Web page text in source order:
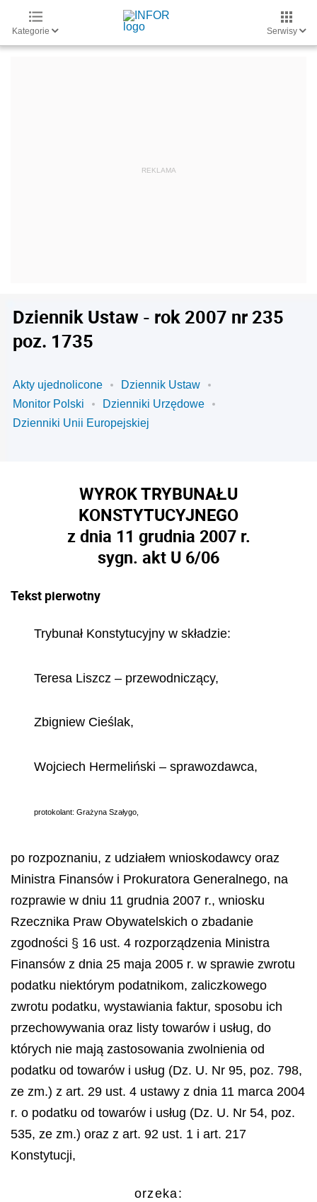
Kategorie Serwisy
Dziennik Ustaw - rok 2007 nr 235
poz. 1735
Akty ujednolicone
Dziennik Ustaw
Monitor Polski
Dzienniki Urzędowe
Dzienniki Unii Europejskiej
WYROK TRYBUNAŁU
KONSTYTUCYJNEGO
z dnia 11 grudnia 2007 r.
sygn. akt U 6/06
Tekst pierwotny
Trybunał Konstytucyjny w składzie:
Teresa Liszcz – przewodniczący,
Zbigniew Cieś lak,
Wojciech Hermeliński – sprawozdawca,
protokolant: Grażyna Szałygo,
po rozpoznaniu, z udziałem wnioskodawcy oraz
Ministra Finansów i Prokuratora Generalnego, na
rozprawie w dniu 11 grudnia 2007 r., wniosku
Rzecznika Praw Obywatelskich o zbadanie
zgodności § 16 ust. 4 rozporządzenia Ministra
Finansów z dnia 25 maja 2005 r. w sprawie zwrotu
podatku niektórym podatnikom, zaliczkowego
zwrotu podatku, wystawiania faktur, sposobu ich
przechowywania oraz listy towarów i usług, do
których nie mają zastosowania zwolnienia od
podatku od towarów i usług (Dz. U. Nr 95, poz. 798,
ze zm.) z art. 29 ust. 4 ustawy z dnia 11 marca 2004
r. o podatku od towarów i usług (Dz. U. Nr 54, poz.
535, ze zm.) oraz z art. 92 ust. 1 i art. 217
Konstytucji,
orzeka: